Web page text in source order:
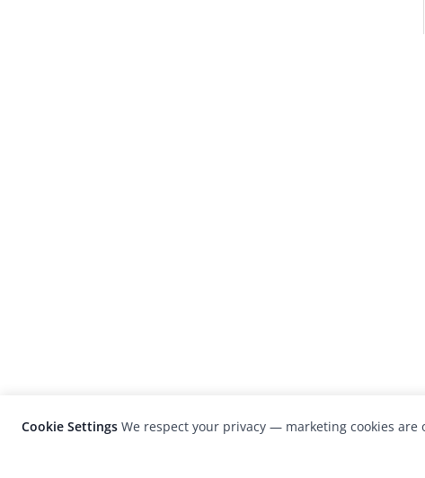
Cookie Settings We respect your privacy — marketing cookies